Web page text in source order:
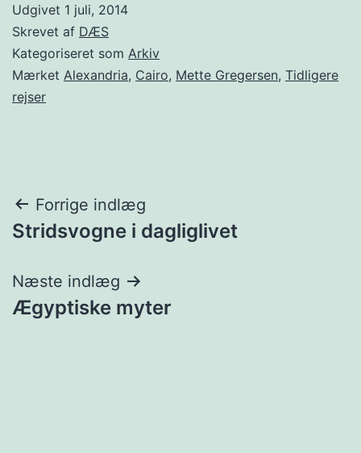
Udgivet 1 juli, 2014
Skrevet af DÆS
Kategoriseret som Arkiv
Mærket Alexandria, Cairo, Mette Gregersen, Tidligere
rejser
Indlægsnavigation
Forrige indlæg
Stridsvogne i dagliglivet
Næste indlæg
Ægyptiske myter